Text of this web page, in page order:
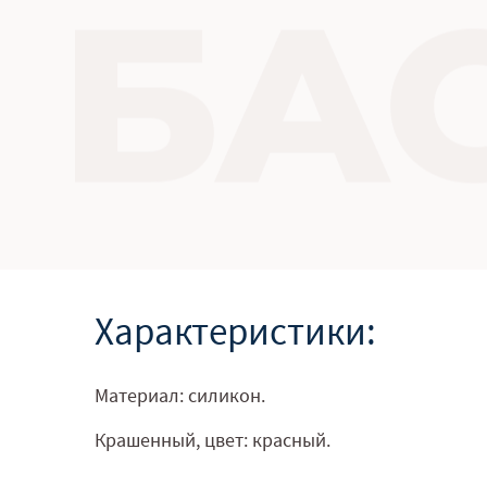
Характеристики:
Материал: силикон.
Крашенный, цвет: красный.